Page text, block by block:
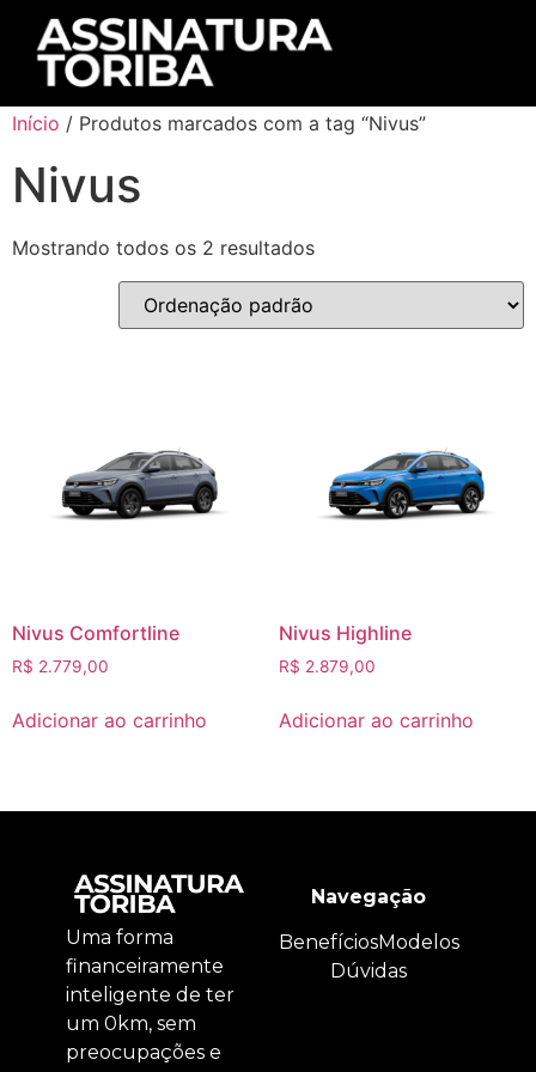
Início / Produtos marcados com a tag “Nivus”
Nivus
Mostrando todos os 2 resultados
Nivus Comfortline
R$ 2.779,00
Adicionar ao carrinho
Nivus Highline
R$ 2.879,00
Adicionar ao carrinho
Uma forma
financeiramente
inteligente de ter
um 0km, sem
preocupações e
Navegação
BenefíciosModelos
Dúvidas